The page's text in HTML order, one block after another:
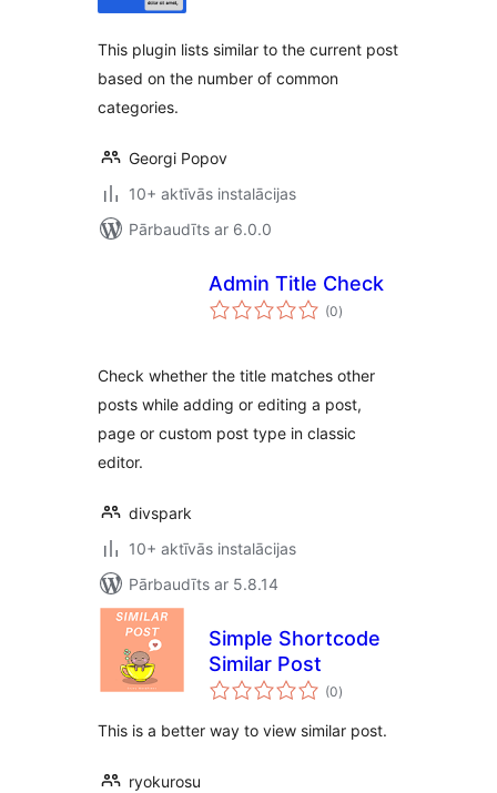
This plugin lists similar to the current post
based on the number of common
categories.
Georgi Popov
10+ aktīvās instalācijas
Pārbaudīts ar 6.0.0
Admin Title Check
(0vērtējumu
kopsumma
)
Check whether the title matches other
posts while adding or editing a post,
page or custom post type in classic
editor.
divspark
10+ aktīvās instalācijas
Pārbaudīts ar 5.8.14
Simple Shortcode
Similar Post
(0vērtējumu
kopsumma
)
This is a better way to view similar post.
ryokurosu